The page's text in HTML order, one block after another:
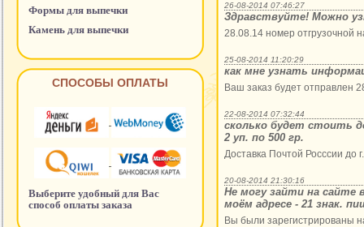
Формы для выпечки
Камень для выпечки
СПОСОБЫ ОПЛАТЫ
Выберите удобный для Вас
способ оплаты заказа
26-08-2014 07:46:27
Здравствуйте! Можно
28.08.14 номер отгрузочной
25-08-2014 11:20:29
как мне узнать
Ваш заказ будет отправлен
22-08-2014 07:32:44
сколько будет стоить
2 уп. по 500 гр.
Доставка Почтой Росссии до
20-08-2014 21:30:16
Не могу зайти на сайте
моём адресе - 21 знак.
Вы были зарегистрированы